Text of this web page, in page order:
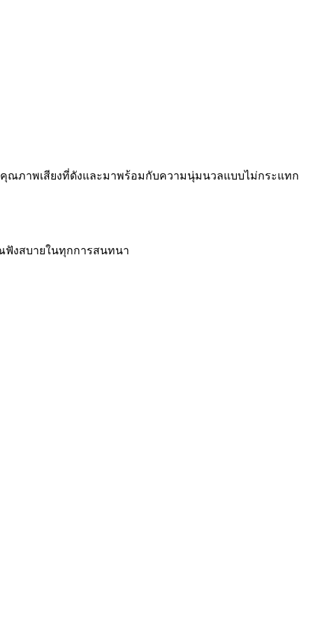
ณภาพเสียงที่ดังและมาพร้อมกับความนุ่มนวลแบบไม่กระแทก
ฟังสบายในทุกการสนทนา